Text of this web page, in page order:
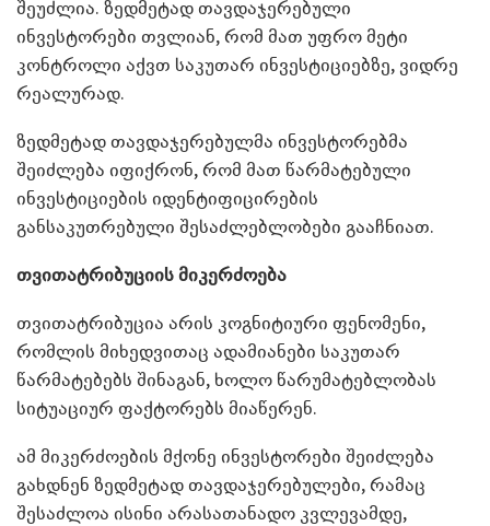
შეუძლია. ზედმეტად თავდაჯერებული
ინვესტორები თვლიან, რომ მათ უფრო მეტი
კონტროლი აქვთ საკუთარ ინვესტიციებზე, ვიდრე
რეალურად.
ზედმეტად თავდაჯერებულმა ინვესტორებმა
შეიძლება იფიქრონ, რომ მათ წარმატებული
ინვესტიციების იდენტიფიცირების
განსაკუთრებული შესაძლებლობები გააჩნიათ.
თვითატრიბუციის მიკერძოება
თვითატრიბუცია არის კოგნიტიური ფენომენი,
რომლის მიხედვითაც ადამიანები საკუთარ
წარმატებებს შინაგან, ხოლო წარუმატებლობას
სიტუაციურ ფაქტორებს მიაწერენ.
ამ მიკერძოების მქონე ინვესტორები შეიძლება
გახდნენ ზედმეტად თავდაჯერებულები, რამაც
შესაძლოა ისინი არასათანადო კვლევამდე,